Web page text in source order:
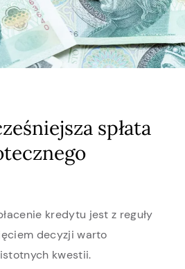
spłata
kredytu jest z reguły
decyzji warto
kwestii.